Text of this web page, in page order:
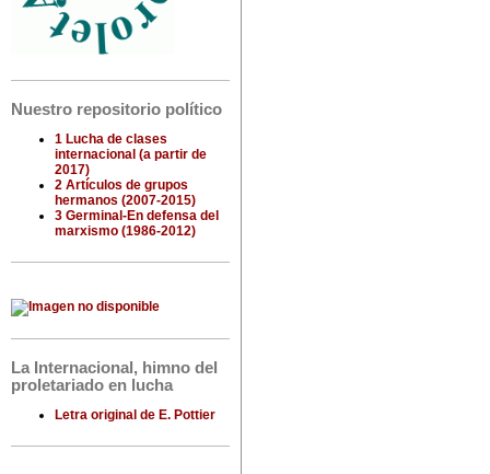
Nuestro repositorio político
1 Lucha de clases
internacional (a partir de
2017)
2 Artículos de grupos
hermanos (2007-2015)
3 Germinal-En defensa del
marxismo (1986-2012)
La Internacional, himno del
proletariado en lucha
Letra original de E. Pottier